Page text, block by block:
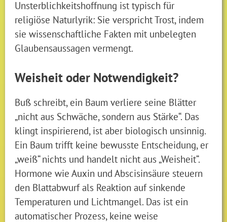
Unsterblichkeitshoffnung ist typisch für
religiöse Naturlyrik: Sie verspricht Trost, indem
sie wissenschaftliche Fakten mit unbelegten
Glaubensaussagen vermengt.
Weisheit oder Notwendigkeit?
Buß schreibt, ein Baum verliere seine Blätter
„nicht aus Schwäche, sondern aus Stärke“. Das
klingt inspirierend, ist aber biologisch unsinnig.
Ein Baum trifft keine bewusste Entscheidung, er
„weiß“ nichts und handelt nicht aus „Weisheit“.
Hormone wie Auxin und Abscisinsäure steuern
den Blattabwurf als Reaktion auf sinkende
Temperaturen und Lichtmangel. Das ist ein
automatischer Prozess, keine weise